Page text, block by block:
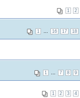
1 2
1 16 17 18
1 7 8 9
1 2 3 4